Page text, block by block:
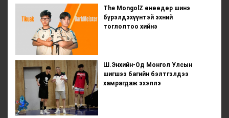
The MongolZ өнөөдөр шинэ
бүрэлдэхүүнтэй эхний
тоглолтоо хийнэ
Ш.Энхийн-Од Монгол Улсын
шигшээ багийн бэлтгэлдээ
хамрагдаж эхэллэ